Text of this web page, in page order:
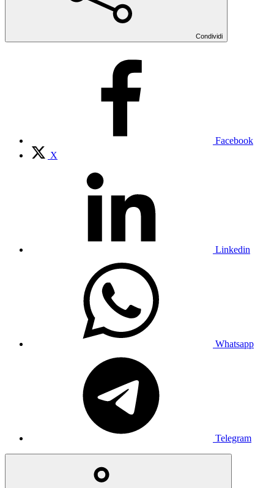
Condividi
Facebook
X
Linkedin
Whatsapp
Telegram